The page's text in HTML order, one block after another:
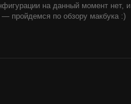
на данный момент нет, и
пройдемся по обзору макбука :)